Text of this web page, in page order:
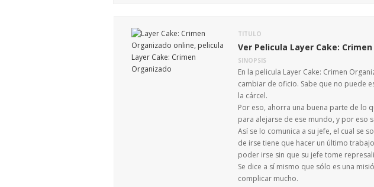
TITULO
Ver Pelicula Layer Cake:
SINOPSIS
En la pelicula Layer Cake: Crimen
cambiar de oficio. Sabe que no puede
la cárcel.
Por eso, ahorra una buena parte de lo
para alejarse de ese mundo, y por eso
Así se lo comunica a su jefe, el cual se
de irse tiene que hacer un último
poder irse sin que su jefe tome
Se dice a sí mismo que sólo es una
complicar mucho.